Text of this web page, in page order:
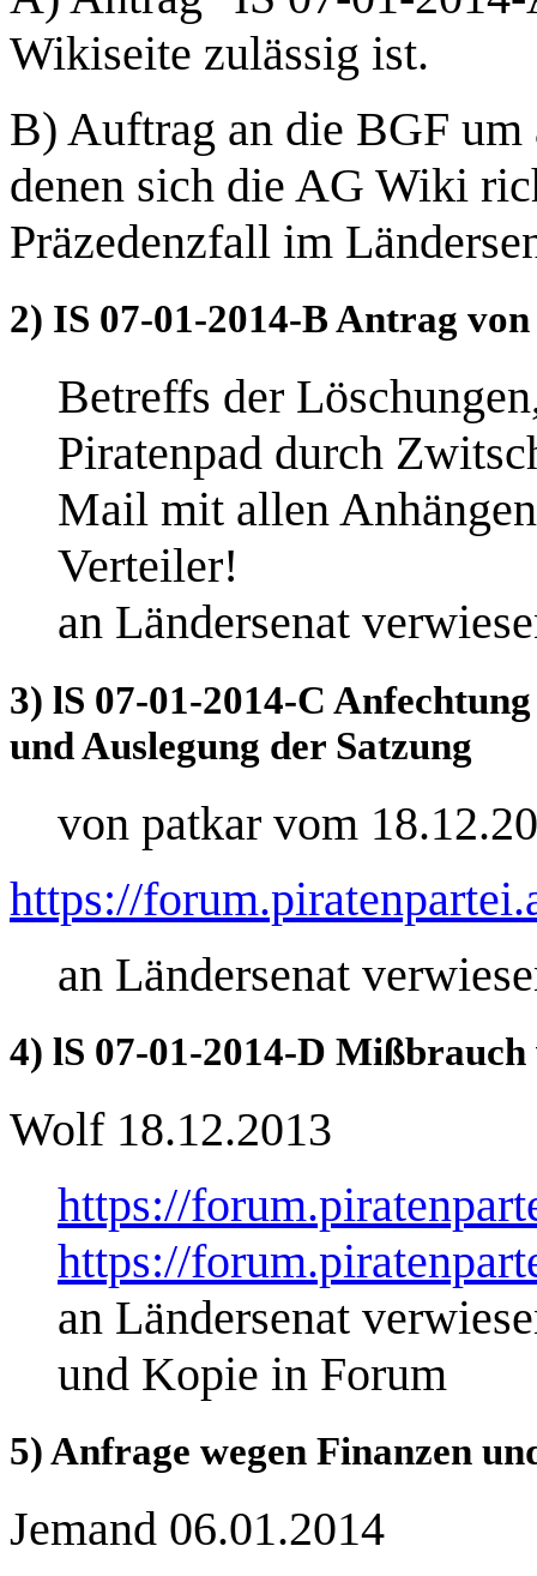
Wikiseite zulässig ist.
B) Auftrag an die BGF um
denen sich die AG Wiki
Präzedenzfall im
2) IS 07-01-2014-B Antrag
Betreffs der
Piratenpad durch
Mail mit allen
Verteiler!
an Ländersenat
3) lS 07-01-2014-C
und Auslegung der Satzung
von patkar vom
https://
an Ländersenat
4) lS 07-01-2014-D
Wolf 18.12.2013
https://
https://
an Ländersenat
und Kopie in Forum
5) Anfrage wegen Finanzen
Jemand 06.01.2014